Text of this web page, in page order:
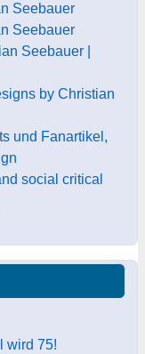
Seebauer
Seebauer
Seebauer |
by Christian
und Fanartikel,
social critical
wird 75!